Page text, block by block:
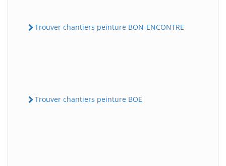
Trouver chantiers peinture BON-ENCONTRE
Trouver chantiers peinture BOE